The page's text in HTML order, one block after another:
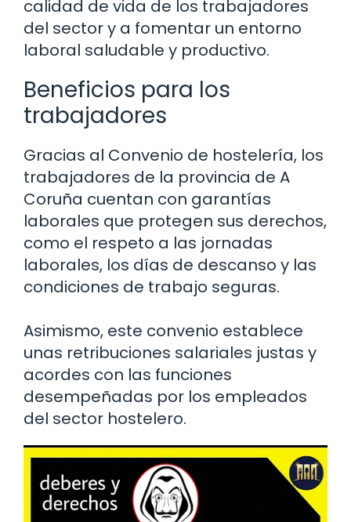
calidad de vida de los trabajadores
del sector y a fomentar un entorno
laboral saludable y productivo.
Beneficios para los
trabajadores
Gracias al Convenio de hostelería, los
trabajadores de la provincia de A
Coruña cuentan con garantías
laborales que protegen sus derechos,
como el respeto a las jornadas
laborales, los días de descanso y las
condiciones de trabajo seguras.
Asimismo, este convenio establece
unas retribuciones salariales justas y
acordes con las funciones
desempeñadas por los empleados
del sector hostelero.